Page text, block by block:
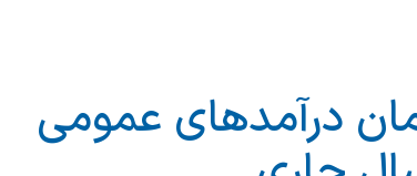
میلیارد تومان درآمدهای عمومی